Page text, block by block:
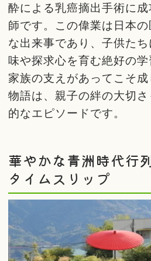
酔による乳癌摘出手術に
師です。この偉業は日本
な出来事であり、子供た
味や探求心を育む絶好の学
家族の支えがあってこそ
物語は、親子の絆の大切
的なエピソードです。
華やかな青洲時代行
タイムスリップ